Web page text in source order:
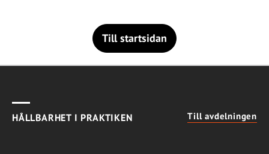
Till startsidan
HÅLLBARHET I PRAKTIKEN Till avdelningen